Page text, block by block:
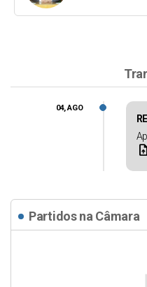
upload_file
04, AGO
Partidos na Câmara